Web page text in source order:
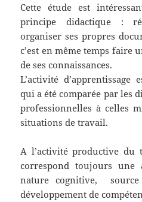
Cette étude est
principe didactique :
organiser ses propres
c’est en même temps faire
de ses connaissances.
L’activité
qui a été comparée par les
professionnelles à celles
situations de travail.
A l’activité productive du
correspond toujours une
nature cognitive, source
développement de